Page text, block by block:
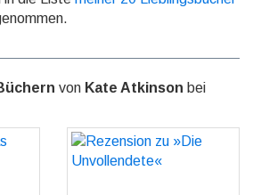
von Kate Atkinson bei
Rezension zu »Die
Unvollendete«